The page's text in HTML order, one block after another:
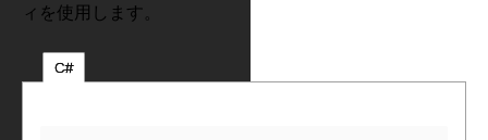
ィを使用します。
C#